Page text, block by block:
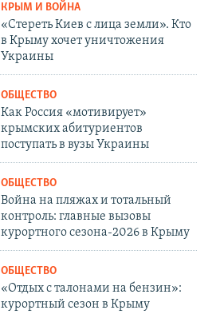
КРЫМ И ВОЙНА
«Стереть Киев с лица земли». Кто
в Крыму хочет уничтожения
Украины
ОБЩЕСТВО
Как Россия «мотивирует»
крымских абитуриентов
поступать в вузы Украины
ОБЩЕСТВО
Война на пляжах и тотальный
контроль: главные вызовы
курортного сезона-2026 в Крыму
ОБЩЕСТВО
«Отдых с талонами на бензин»:
курортный сезон в Крыму